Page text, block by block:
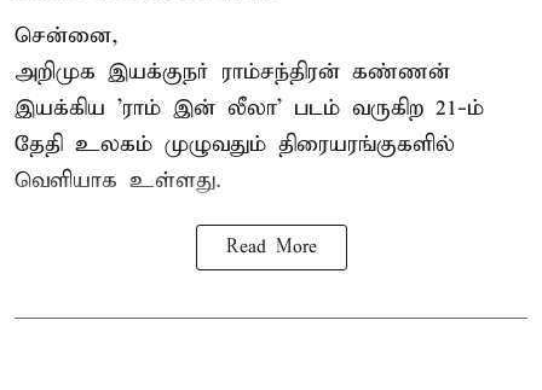
சென்னை,
அறிமுக இயக்குநர் ராம்சந்திரன் கண்ணன்
இயக்கிய 'ராம் இன் லீலா' படம் வருகிற 21-ம்
தேதி உலகம் முழுவதும் திரையரங்குகளில்
வெளியாக உள்ளது.
Read More